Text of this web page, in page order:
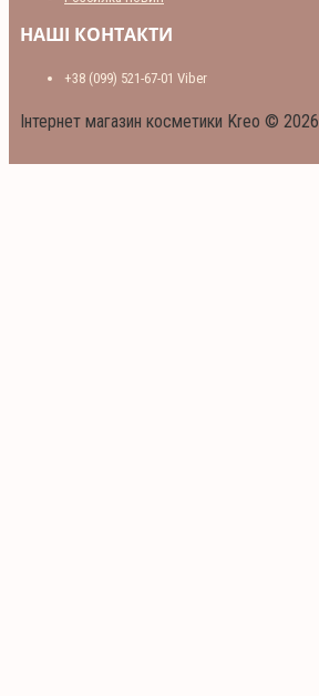
НАШІ КОНТАКТИ
+38 (099) 521-67-01 Viber
Інтернет магазин косметики Kreo © 2026